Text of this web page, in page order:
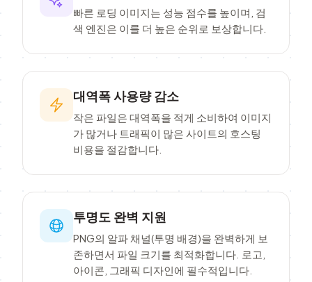
빠른 로딩 이미지는 성능 점수를 높이며, 검
색 엔진은 이를 더 높은 순위로 보상합니다.
대역폭 사용량 감소
작은 파일은 대역폭을 적게 소비하여 이미지
가 많거나 트래픽이 많은 사이트의 호스팅
비용을 절감합니다.
투명도 완벽 지원
PNG의 알파 채널(투명 배경)을 완벽하게 보
존하면서 파일 크기를 최적화합니다. 로고,
아이콘, 그래픽 디자인에 필수적입니다.